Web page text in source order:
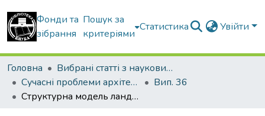
Фонди та
зібрання
Пошук за
критеріями
Статистика Увійти
Головна
Вибрані статті з наукових збірників КНУБА
Сучасні проблеми архітектури та містобудування
Вип. 36
Структурна модель ландшафтів та методи оцінки їх естетичного потенціалу